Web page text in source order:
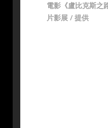
電影《盧比克斯之
片影展 / 提供